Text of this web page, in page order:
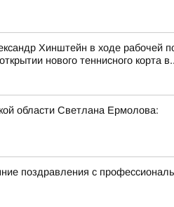
Хинштейн в ходе рабочей
нового теннисного корта
области Светлана Ермолова:
поздравления с